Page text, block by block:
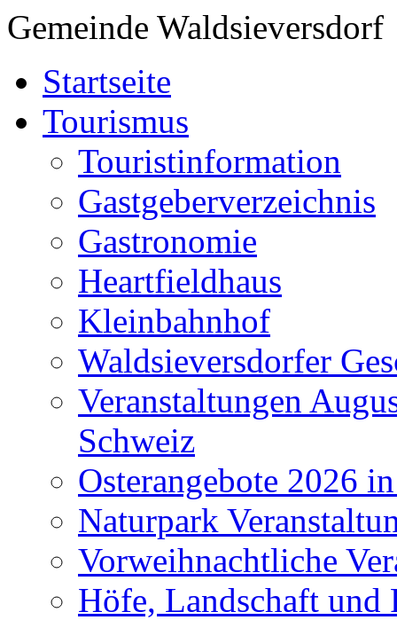
Gemeinde Waldsieversdorf
Startseite
Tourismus
Touristinformation
Gastgeberverzeichnis
Gastronomie
Heartfieldhaus
Kleinbahnhof
Waldsieversdorfer
Veranstaltungen
Schweiz
Osterangebote 2026
Naturpark
Vorweihnachtliche
Höfe, Landschaft und